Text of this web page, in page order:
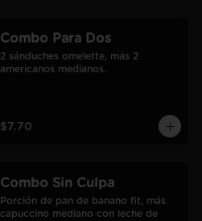
Combo Para Dos
2 sánduches omelette, más 2
americanos medianos.
$7.70
Combo Sin Culpa
Porción de pan de banano fit, más
capuccino mediano con leche de